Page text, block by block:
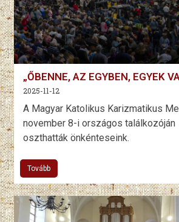
„ŐBENNE, AZ EGYBEN, EGYEK
2025-11-12
A Magyar Katolikus Karizmatikus
november 8-i országos
oszthatták önkénteseink.
Tovább